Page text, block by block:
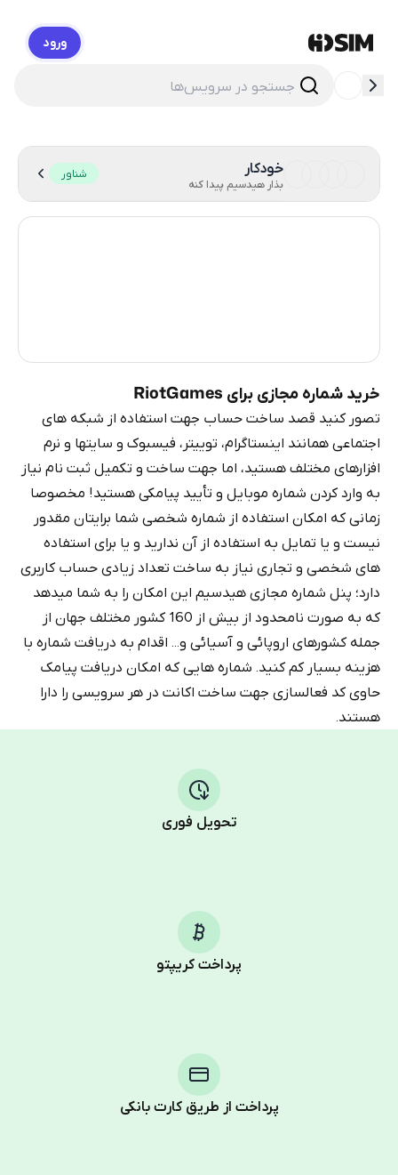
ورود
خودکار
بذار هیدسیم پیدا کنه
شناور
خرید شماره مجازی برای RiotGames
تصور کنید قصد ساخت حساب جهت استفاده از شبکه های
اجتماعی همانند اینستاگرام، توییتر، فیسبوک و سایتها و نرم
افزارهای مختلف هستید، اما جهت ساخت و تکمیل ثبت نام نیاز
به وارد کردن شماره موبایل و تأیید پیامکی هستید! مخصوصا
زمانی که امکان استفاده از شماره شخصی شما برایتان مقدور
نیست و یا تمایل به استفاده از آن ندارید و یا برای استفاده
های شخصی و تجاری نیاز به ساخت تعداد زیادی حساب کاربری
دارد؛ پنل شماره مجازی هیدسیم این امکان را به شما میدهد
که به صورت نامحدود از بیش از 160 کشور مختلف جهان از
جمله کشورهای اروپائی و آسیائی و... اقدام به دریافت شماره با
هزینه بسیار کم کنید. شماره هایی که امکان دریافت پیامک
حاوی کد فعالسازی جهت ساخت اکانت در هر سرویسی را دارا
هستند.
تحویل فوری
پرداخت کریپتو
پرداخت از طریق کارت بانکی